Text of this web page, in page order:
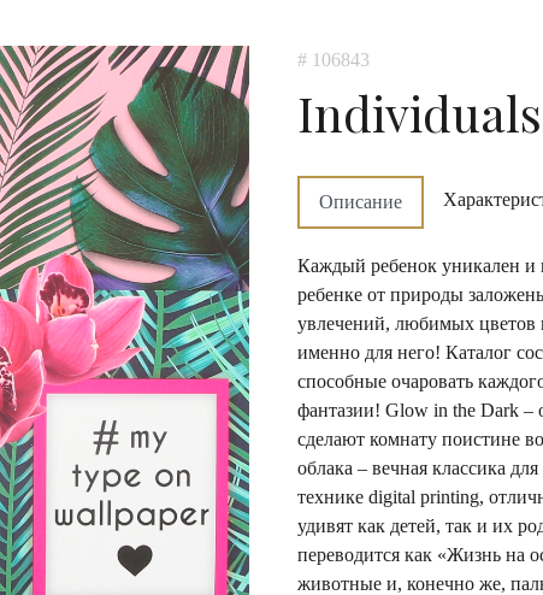
# 106843
Individuals
Описание
Каждый ребенок уникален и
ребенке от природы
увлечений, любимых цветов
именно для него! Каталог
способные очаровать
фантазии! Glow in the Dark –
сделают комнату поистине
облака – вечная классика
технике digital printing,
удивят как детей, так и их
переводится как «Жизнь на
животные и, конечно же,